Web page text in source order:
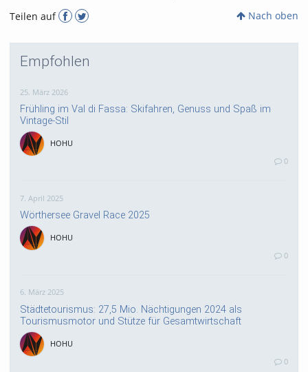
Teilen auf
Nach oben
Empfohlen
25. März 2026
Frühling im Val di Fassa: Skifahren, Genuss und Spaß im
Vintage-Stil
HOHU
0
7. April 2025
Wörthersee Gravel Race 2025
HOHU
0
6. März 2025
Städtetourismus: 27,5 Mio. Nächtigungen 2024 als
Tourismusmotor und Stütze für Gesamtwirtschaft
HOHU
0